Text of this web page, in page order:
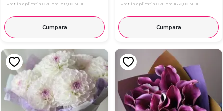
Pret in aplicatia OkFlora 999,00 MDL
Cumpara
Pret in aplicatia OkFlora 1650,00 MDL
Cumpara